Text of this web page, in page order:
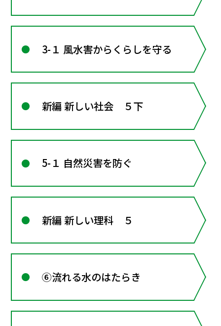
3-１ 風水害からくらしを守る
新編 新しい社会 ５下
5-１ 自然災害を防ぐ
新編 新しい理科 ５
⑥流れる水のはたらき